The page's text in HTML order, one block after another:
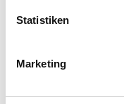
können
bestimmten
Erfahren Sie mehr
Statistiken
Marketing
Holzbrand